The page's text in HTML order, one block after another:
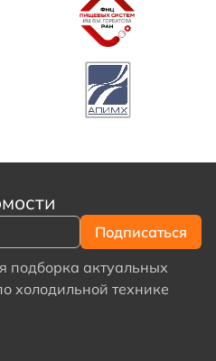
подборка актуальных
холодильной технике